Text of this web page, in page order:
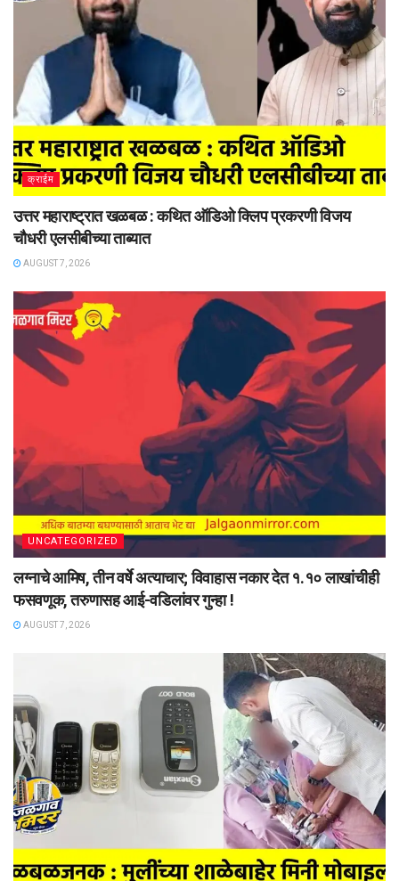
क्राईम
उत्तर महाराष्ट्रात खळबळ : कथित ऑडिओ क्लिप प्रकरणी विजय
चौधरी एलसीबीच्या ताब्यात
AUGUST 7, 2026
UNCATEGORIZED
लग्नाचे आमिष, तीन वर्षे अत्याचार; विवाहास नकार देत १.१० लाखांचीही
फसवणूक, तरुणासह आई-वडिलांवर गुन्हा !
AUGUST 7, 2026